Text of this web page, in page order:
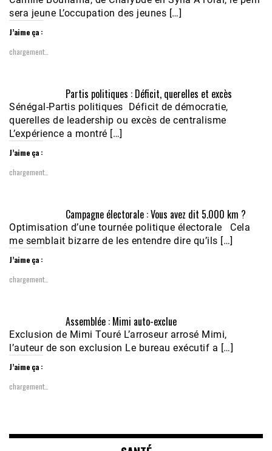
sera jeune L’occupation des jeunes […]
J’aime ça :
chargement…
Partis politiques : Déficit, querelles et excès
Sénégal-Partis politiques Déficit de démocratie,
querelles de leadership ou excès de centralisme
L’expérience a montré […]
J’aime ça :
chargement…
Campagne électorale : Vous avez dit 5.000 km ?
Optimisation d’une tournée politique électorale Cela
me semblait bizarre de les entendre dire qu’ils […]
J’aime ça :
chargement…
Assemblée : Mimi auto-exclue
Exclusion de Mimi Touré L’arroseur arrosé Mimi,
l’auteur de son exclusion Le bureau exécutif a […]
J’aime ça :
chargement…